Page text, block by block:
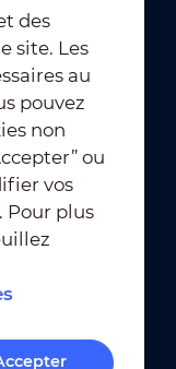
des
site. Les
au
pouvez
non
ou
vos
Pour plus